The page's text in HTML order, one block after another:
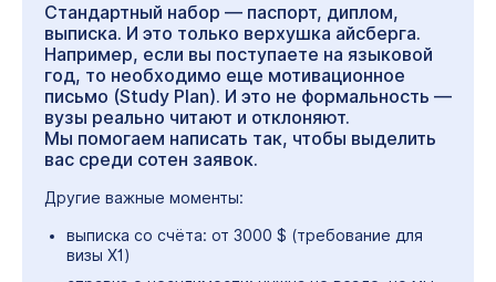
Стандартный набор — паспорт, диплом,
выписка. И это только верхушка айсберга.
Например, если вы поступаете на языковой
год, то необходимо еще мотивационное
письмо (Study Plan). И это не формальность —
вузы реально читают и отклоняют.
Мы помогаем написать так, чтобы выделить
вас среди сотен заявок.
Другие важные моменты:
выписка со счёта: от 3000 $ (требование для
визы X1)